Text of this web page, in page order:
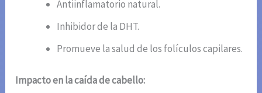
Antiinflamatorio natural.
Inhibidor de la DHT.
Promueve la salud de los folículos capilares.
Impacto en la caída de cabello: